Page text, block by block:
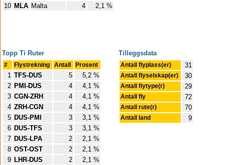
10 MLA Malta 4 2,1 %
Topp Ti Ruter
# Flystrekning Antall Prosent
1 TFS-DUS 5
5,2 %
2 PMI-DUS 4
4,1 %
3 CGN-ZRH 4
4,1 %
4 ZRH-CGN 4
4,1 %
5 DUS-PMI 3
3,1 %
6 DUS-TFS 3
3,1 %
7 DUS-LPA 2
2,1 %
8 OST-OST 2
2,1 %
9 LHR-DUS 2
2,1 %
Tilleggsdata
Antall flyplass(er) 31
Antall flyselskap(er) 30
Antall flytype(r) 29
Antall fly 72
Antall rute(r) 70
Antall land 9